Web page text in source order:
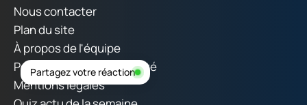
Nous contacter
Plan du site
À propos de l'équipe
Politique de confidentialité
Mentions légales
Partagez votre réaction